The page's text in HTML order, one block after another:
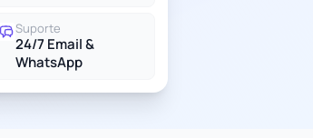
Suporte
24/7 Email &
WhatsApp